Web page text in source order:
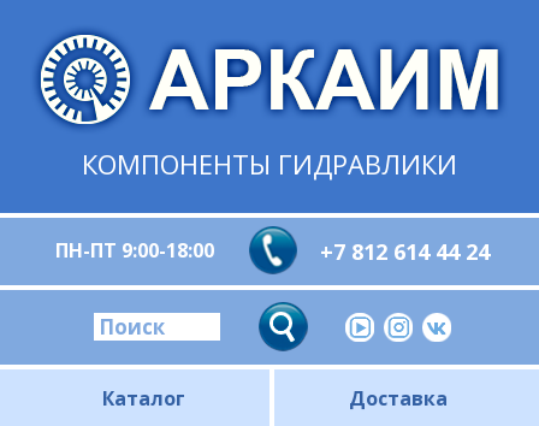
КОМПОНЕНТЫ ГИДРАВЛИКИ
ПН-ПТ 9:00-18:00 +7 812 614 44 24
Каталог Доставка